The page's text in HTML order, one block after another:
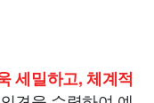
세밀하고, 체계적